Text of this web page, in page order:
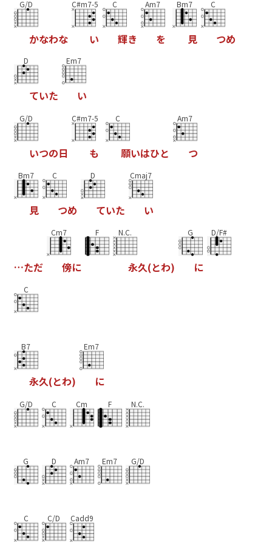
G/D
かなわな
C#m7-5
い
C
輝き
Am7
を
Bm7
見
C
つめ
D
ていた
Em7
い
G/D
いつの日
C#m7-5
も
C
願いはひと
Am7
つ
Bm7
見
C
つめ
D
ていた
Cmaj7
い
…ただ
Cm7
傍に
F N.C.
永久(とわ)
G
に
D/F#
C
B7
永久(とわ)
Em7
に
G/D C Cm F N.C.
G D Am7 Em7 G/D
C C/D Cadd9